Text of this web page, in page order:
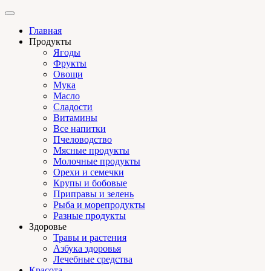
Главная
Продукты
Ягоды
Фрукты
Овощи
Мука
Масло
Сладости
Витамины
Все напитки
Пчеловодство
Мясные продукты
Молочные продукты
Орехи и семечки
Крупы и бобовые
Приправы и зелень
Рыба и морепродукты
Разные продукты
Здоровье
Травы и растения
Азбука здоровья
Лечебные средства